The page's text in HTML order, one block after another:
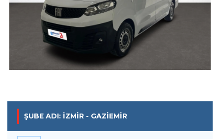
ŞUBE ADI: İZMIR - GAZIEMIR